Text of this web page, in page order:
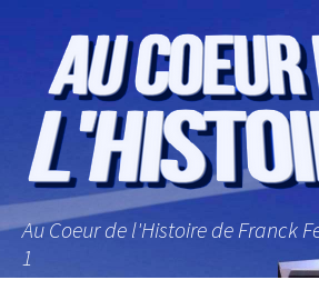
Au Coeur de l'Histoire de Franck
1